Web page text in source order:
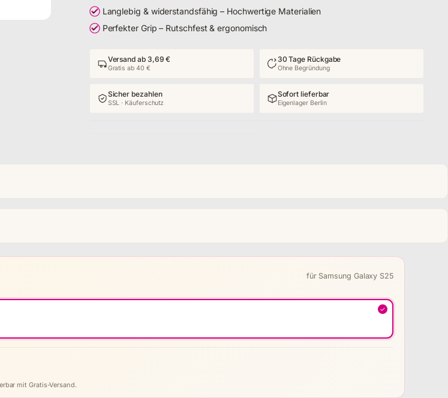
Langlebig & widerstandsfähig – Hochwertige Materialien
Perfekter Grip – Rutschfest & ergonomisch
Versand ab 3,69 €
Gratis ab 40 €
30 Tage Rückgabe
Ohne Begründung
Sicher bezahlen
SSL · Käuferschutz
Sofort lieferbar
Eigenlager Berlin
für Samsung Galaxy S25
✓
mit Gratis-Versand.